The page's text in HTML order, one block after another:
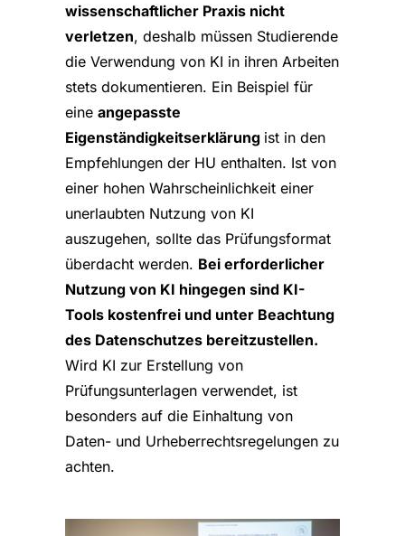
wissenschaftlicher Praxis nicht
verletzen, deshalb müssen Studierende
die Verwendung von KI in ihren Arbeiten
stets dokumentieren. Ein Beispiel für
eine angepasste
Eigenständigkeitserklärung ist in den
Empfehlungen der HU enthalten. Ist von
einer hohen Wahrscheinlichkeit einer
unerlaubten Nutzung von KI
auszugehen, sollte das Prüfungsformat
überdacht werden. Bei erforderlicher
Nutzung von KI hingegen sind KI-
Tools kostenfrei und unter Beachtung
des Datenschutzes bereitzustellen.
Wird KI zur Erstellung von
Prüfungsunterlagen verwendet, ist
besonders auf die Einhaltung von
Daten- und Urheberrechtsregelungen zu
achten.